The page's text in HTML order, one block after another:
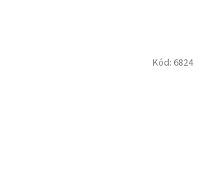
Kód: 6824